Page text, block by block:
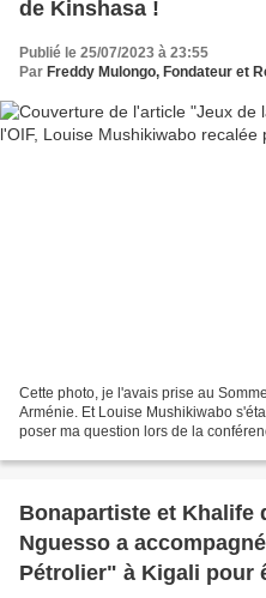
de Kinshasa !
Publié le 25/07/2023 à 23:55
Par Freddy Mulongo, Fondateur et
Cette photo, je l'avais prise au
Arménie. Et Louise Mushikiwabo
poser ma question lors de la
Bonapartiste et Khalife
Nguesso a
Pétrolier" à Kigali pour